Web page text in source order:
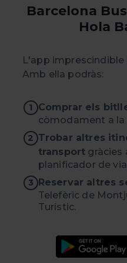
Barcelona
Hola
L'app
Amb ella podràs:
1 Comprar els
còmodament a la
2 Trobar altres
transport gràcies
planificador de
3 Reservar altres
Telefèric de
Turístic.